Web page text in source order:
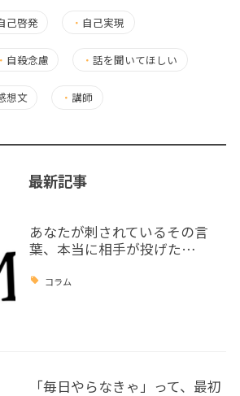
己啓発 ・ 自己実現
・ 自殺念慮 ・話を聞いてほしい
想文 ・ 講師
最新記事
あなたが刺されているその言
葉、本当に相手が投げた…
コラム
「毎日やらなきゃ」って、最初